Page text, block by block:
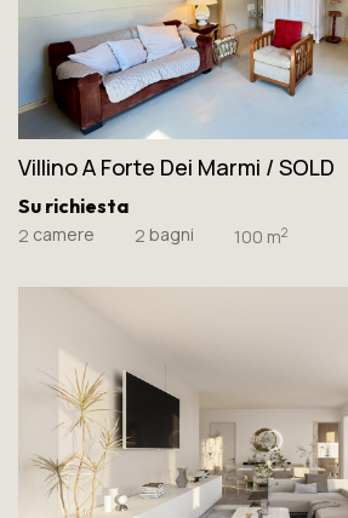
Villino A Forte Dei Marmi / SOLD
Su richiesta
2 camere 2 bagni 100 m2